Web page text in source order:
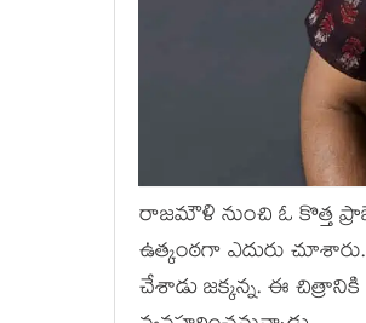
రాజమౌళి నుంచి ఓ కొత్త
ఉత్కంఠగా ఎదురు
చేశాడు జక్కన్న. ఈ